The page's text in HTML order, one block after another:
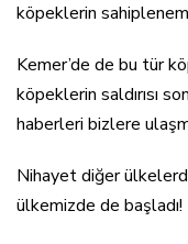
köpeklerin
Kemer’de de bu tür
köpeklerin saldırısı
haberleri bizlere
Nihayet diğer
ülkemizde de başladı!